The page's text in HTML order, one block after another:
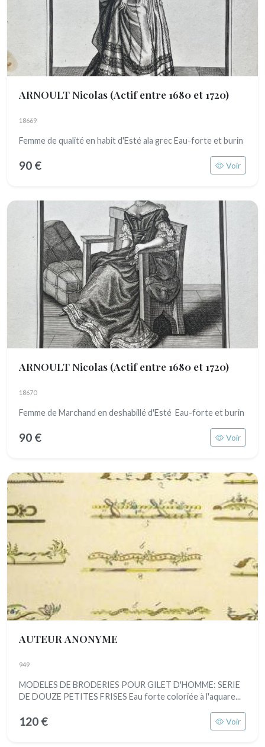
ARNOULT Nicolas (Actif entre 1680 et 1720)
18669
Femme de qualité en habit d'Esté ala grec Eau-forte et burin
90 € Voir
ARNOULT Nicolas (Actif entre 1680 et 1720)
18670
Femme de Marchand en deshabillé d'Esté Eau-forte et burin
90 € Voir
AUTEUR ANONYME
949
MODELES DE BRODERIES POUR GILET D'HOMME: SERIE
DE DOUZE PETITES FRISES Eau forte coloriée à l'aquare...
120 € Voir